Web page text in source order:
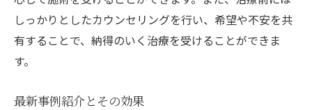
しっかりとしたカウンセリングを行い、希望や不安を共
有することで、納得のいく治療を受けることができま
す。
最新事例紹介とその効果